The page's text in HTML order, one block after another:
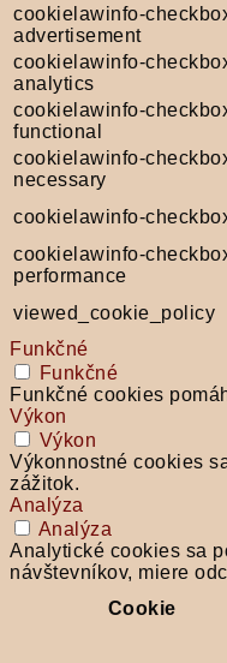
cookielawinfo-
advertisement
cookielawinfo-
analytics
cookielawinfo-
functional
cookielawinfo-
necessary
cookielawinfo-
cookielawinfo-
performance
viewed_cookie_policy
Funkčné
Funkčné
Funkčné cookies
Výkon
Výkon
Výkonnostné cookies
zážitok.
Analýza
Analýza
Analytické cookies sa
návštevníkov, miere
Cookie